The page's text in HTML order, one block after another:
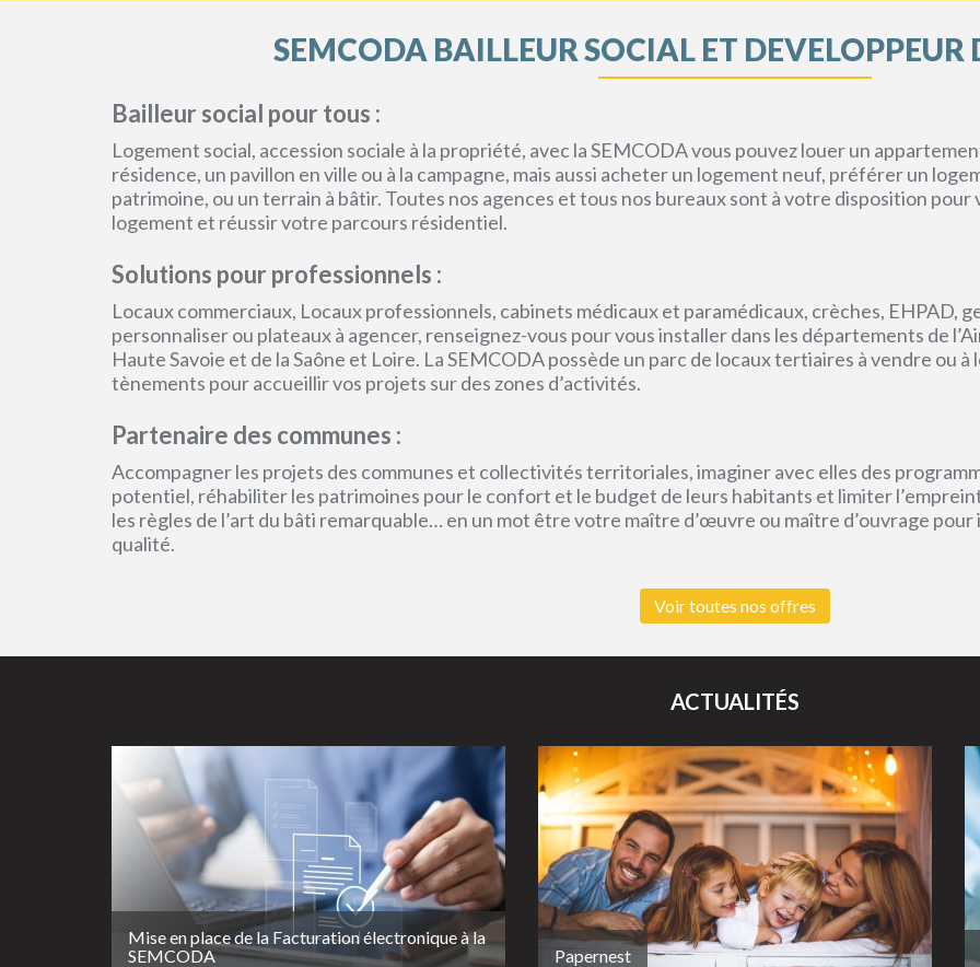
SEMCODA BAILLEUR SOCIAL ET DEVELOPPEUR
Bailleur social pour tous :
Logement social, accession sociale à la propriété, avec la SEMCODA vous pouvez louer un
résidence, un pavillon en ville ou à la campagne, mais aussi acheter un logement neuf, préférer un
patrimoine, ou un terrain à bâtir. Toutes nos agences et tous nos bureaux sont à votre disposition
logement et réussir votre parcours résidentiel.
Solutions pour professionnels :
Locaux commerciaux, Locaux professionnels, cabinets médicaux et paramédicaux, crèches, EHPAD,
personnaliser ou plateaux à agencer, renseignez-vous pour vous installer dans les départements de
Haute Savoie et de la Saône et Loire. La SEMCODA possède un parc de locaux tertiaires à vendre ou
tènements pour accueillir vos projets sur des zones d’activités.
Partenaire des communes :
Accompagner les projets des communes et collectivités territoriales, imaginer avec elles des
potentiel, réhabiliter les patrimoines pour le confort et le budget de leurs habitants et limiter
les règles de l’art du bâti remarquable… en un mot être votre maître d’œuvre ou maître d’ouvrage
qualité.
Voir toutes nos offres
ACTUALITÉS
Mise en place de la Facturation électronique à la
SEMCODA
Papernest